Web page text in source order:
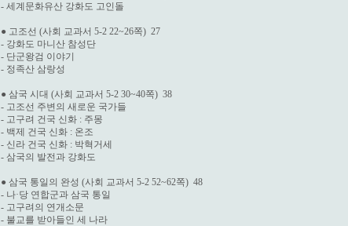
- 세계문화유산 강화도 고인돌
● 고조선 (사회 교과서 5-2 22~26쪽)  27
- 강화도 마니산 참성단
- 단군왕검 이야기
- 정족산 삼랑성
● 삼국 시대 (사회 교과서 5-2 30~40쪽)  38
- 고조선 주변의 새로운 국가들
- 고구려 건국 신화 : 주몽
- 백제 건국 신화 : 온조
- 신라 건국 신화 : 박혁거세
- 삼국의 발전과 강화도
● 삼국 통일의 완성 (사회 교과서 5-2 52~62쪽)  48
- 나·당 연합군과 삼국 통일
- 고구려의 연개소문
- 불교를 받아들인 세 나라